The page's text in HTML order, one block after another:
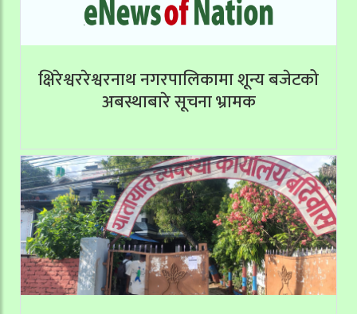
क्षिरेश्वररेश्वरनाथ नगरपालिकामा शून्य बजेटको
अबस्थाबारे सूचना भ्रामक